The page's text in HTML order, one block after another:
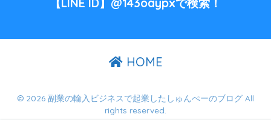
【LINE ID】@143oaypxで検索！
HOME
© 2026 副業の輸入ビジネスで起業したしゅんぺーのブログ All
rights reserved.